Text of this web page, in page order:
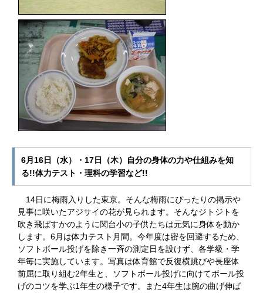
6月16日（水）・17日（木）自分の身体の力や仕組みを知
る!!体力テスト・理科の学習など!!
14日に梅雨入りした東京。そんな梅雨にぴったりの掲示や
見事に咲いたアジサイの花が見られます。そんなジトジトを
吹き飛ばすかのように関台小の子供たちは元気に身体を動か
します。6月は体力テスト月間。今年度は密を回避するため、
ソフトボール投げを除き一斉の測定日を設けず、各学級・学
年毎に実施しています。写真は体育館で反復横跳びや長座体
前屈に取り組む2年生と、ソフトボール投げに向けてボール投
げのコツを学ぶ1年生の様子です。また4年生は腕の曲げ伸ば